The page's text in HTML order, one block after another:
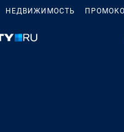
НЕДВИЖИМОСТЬ